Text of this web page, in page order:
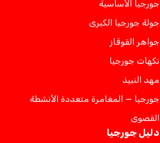
جورجيا الأساسية
جولة جورجيا الكبرى
جواهر القوقاز
نكهات جورجيا
مهد النبيذ
جورجيا — المغامرة متعددة الأنشطة
القصوى
دليل جورجيا